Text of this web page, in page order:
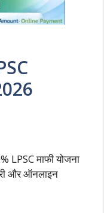
LPSC माफी योजना
और ऑनलाइन